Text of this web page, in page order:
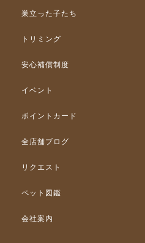
巣立った子たち
トリミング
安心補償制度
イベント
ポイントカード
全店舗ブログ
リクエスト
ペット図鑑
会社案内